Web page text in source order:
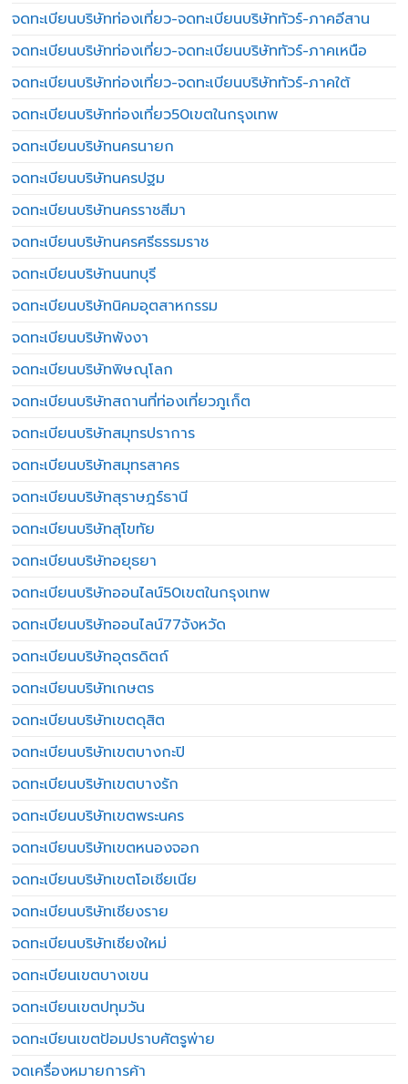
จดทะเบียนบริษัทท่องเที่ยว-จดทะเบียนบริษัททัวร์-ภาคอีสาน
จดทะเบียนบริษัทท่องเที่ยว-จดทะเบียนบริษัททัวร์-ภาคเหนือ
จดทะเบียนบริษัทท่องเที่ยว-จดทะเบียนบริษัททัวร์-ภาคใต้
จดทะเบียนบริษัทท่องเที่ยว50เขตในกรุงเทพ
จดทะเบียนบริษัทนครนายก
จดทะเบียนบริษัทนครปฐม
จดทะเบียนบริษัทนครราชสีมา
จดทะเบียนบริษัทนครศรีธรรมราช
จดทะเบียนบริษัทนนทบุรี
จดทะเบียนบริษัทนิคมอุตสาหกรรม
จดทะเบียนบริษัทพังงา
จดทะเบียนบริษัทพิษณุโลก
จดทะเบียนบริษัทสถานที่ท่องเที่ยวภูเก็ต
จดทะเบียนบริษัทสมุทรปราการ
จดทะเบียนบริษัทสมุทรสาคร
จดทะเบียนบริษัทสุราษฎร์ธานี
จดทะเบียนบริษัทสุโขทัย
จดทะเบียนบริษัทอยุธยา
จดทะเบียนบริษัทออนไลน์50เขตในกรุงเทพ
จดทะเบียนบริษัทออนไลน์77จังหวัด
จดทะเบียนบริษัทอุตรดิตถ์
จดทะเบียนบริษัทเกษตร
จดทะเบียนบริษัทเขตดุสิต
จดทะเบียนบริษัทเขตบางกะปิ
จดทะเบียนบริษัทเขตบางรัก
จดทะเบียนบริษัทเขตพระนคร
จดทะเบียนบริษัทเขตหนองจอก
จดทะเบียนบริษัทเขตโอเชียเนีย
จดทะเบียนบริษัทเชียงราย
จดทะเบียนบริษัทเชียงใหม่
จดทะเบียนเขตบางเขน
จดทะเบียนเขตปทุมวัน
จดทะเบียนเขตป้อมปราบศัตรูพ่าย
จดเครื่องหมายการค้า